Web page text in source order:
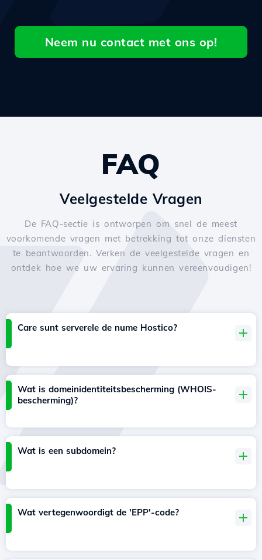
Neem nu contact met ons op!
FAQ
Veelgestelde Vragen
De FAQ-sectie is ontworpen om snel de meest
voorkomende vragen met betrekking tot onze diensten
te beantwoorden. Verken de veelgestelde vragen en
ontdek hoe we uw ervaring kunnen vereenvoudigen!
Care sunt serverele de nume Hostico?
Wat is domeinidentiteitsbescherming (WHOIS-
bescherming)?
Wat is een subdomein?
Wat vertegenwoordigt de 'EPP'-code?